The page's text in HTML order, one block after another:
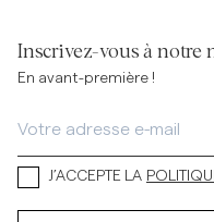
Inscrivez-vous à notre
En avant-première !
J’ACCEPTE LA